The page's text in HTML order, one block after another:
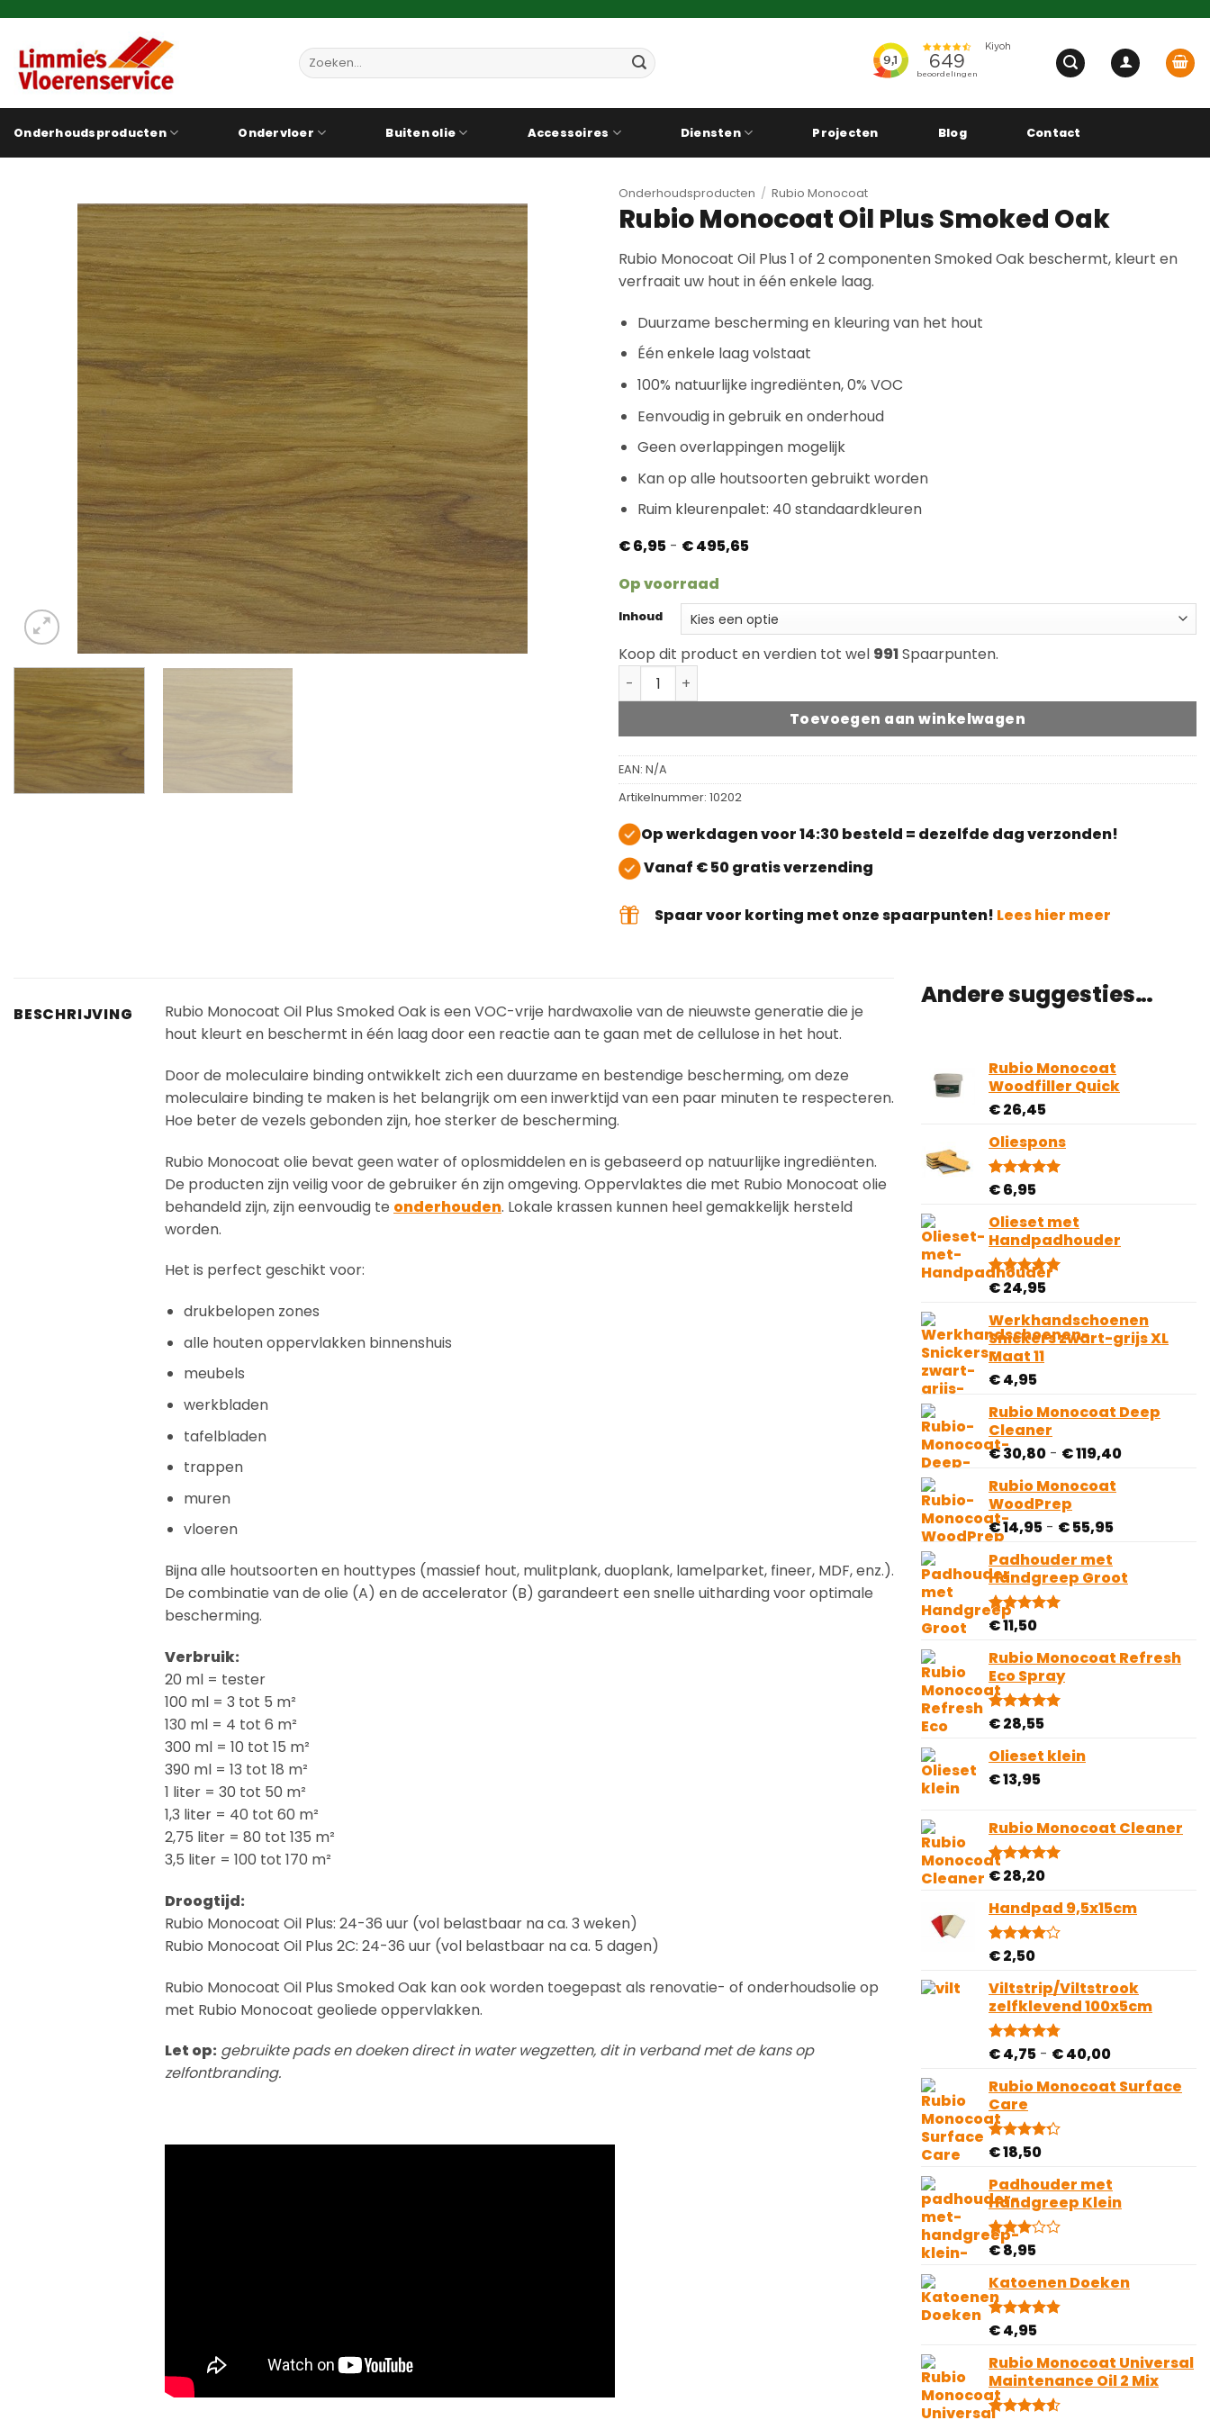
inhoud
Zoeken
naar:
Onderhoudsproducten Ondervloer Buiten olie Accessoires Diensten Projecten Blog Contact
Onderhoudsproducten / Rubio Monocoat
Rubio Monocoat Oil Plus Smoked Oak
Rubio Monocoat Oil Plus 1 of 2 componenten Smoked Oak beschermt, kleurt en
verfraait uw hout in één enkele laag.
Duurzame bescherming en kleuring van het hout
Één enkele laag volstaat
100% natuurlijke ingrediënten, 0% VOC
Eenvoudig in gebruik en onderhoud
Geen overlappingen mogelijk
Kan op alle houtsoorten gebruikt worden
Ruim kleurenpalet: 40 standaardkleuren
€6,95 - €495,65Prijsklasse:
Op voorraad
Inhoud
Koop dit product en verdien tot wel 991Spaarpunten.
Rubio Monocoat Oil Plus Smoked Oak aantal
Toevoegen aan winkelwagen
EAN: N/A
Artikelnummer: 10202
Op werkdagen voor 14:30 besteld = dezelfde dag verzonden!
Vanaf € 50 gratis verzending
Spaar voor korting met onze spaarpunten! Lees hier meer
BESCHRIJVING
Rubio Monocoat Oil Plus Smoked Oak is een VOC-vrije hardwaxolie van de nieuwste generatie die je
hout kleurt en beschermt in één laag door een reactie aan te gaan met de cellulose in het hout.
Door de moleculaire binding ontwikkelt zich een duurzame en bestendige bescherming, om deze
moleculaire binding te maken is het belangrijk om een inwerktijd van een paar minuten te respecteren.
Hoe beter de vezels gebonden zijn, hoe sterker de bescherming.
Rubio Monocoat olie bevat geen water of oplosmiddelen en is gebaseerd op natuurlijke ingrediënten.
De producten zijn veilig voor de gebruiker én zijn omgeving. Oppervlaktes die met Rubio Monocoat olie
behandeld zijn, zijn eenvoudig te onderhouden. Lokale krassen kunnen heel gemakkelijk hersteld
worden.
Het is perfect geschikt voor:
drukbelopen zones
alle houten oppervlakken binnenshuis
meubels
werkbladen
tafelbladen
trappen
muren
vloeren
Bijna alle houtsoorten en houttypes (massief hout, mulitplank, duoplank, lamelparket, fineer, MDF, enz.).
De combinatie van de olie (A) en de accelerator (B) garandeert een snelle uitharding voor optimale
bescherming.
Verbruik:
20 ml = tester
100 ml = 3 tot 5 m²
130 ml = 4 tot 6 m²
300 ml = 10 tot 15 m²
390 ml = 13 tot 18 m²
1 liter = 30 tot 50 m²
1,3 liter = 40 tot 60 m²
2,75 liter = 80 tot 135 m²
3,5 liter = 100 tot 170 m²
Droogtijd:
Rubio Monocoat Oil Plus: 24-36 uur (vol belastbaar na ca. 3 weken)
Rubio Monocoat Oil Plus 2C: 24-36 uur (vol belastbaar na ca. 5 dagen)
Rubio Monocoat Oil Plus Smoked Oak kan ook worden toegepast als renovatie- of onderhoudsolie op
met Rubio Monocoat geoliede oppervlakken.
Let op: gebruikte pads en doeken direct in water wegzetten, dit in verband met de kans op
zelfontbranding.
Andere suggesties…
Rubio Monocoat
Woodfiller Quick
€26,45
Oliespons
Gewaardeerd
gebaseerd
op
5
klantbeoordelingen
€6,95
Olieset met
Handpadhouder
Gewaardeerd
gebaseerd
op
4
klantbeoordelingen
€24,95
Werkhandschoenen
Snickers zwart-grijs XL
Maat 11
€4,95
Rubio Monocoat Deep
Cleaner
€30,80 - €119,40Prijsklasse:
Rubio Monocoat
WoodPrep
€14,95 - €55,95Prijsklasse:
€ 55,95
Padhouder met
Handgreep Groot
Gewaardeerd
gebaseerd
op
1
klantbeoordeling
€11,50
Rubio Monocoat Refresh
Eco Spray
Gewaardeerd
gebaseerd
op
4
klantbeoordelingen
€28,55
Olieset klein
€13,95
Rubio Monocoat Cleaner
Gewaardeerd
gebaseerd
op
1
klantbeoordeling
€28,20
Handpad 9,5x15cm
Gewaardeerd
5
gebaseerd
op
2
klantbeoordelingen
€2,50
Viltstrip/Viltstrook
zelfklevend 100x5cm
Gewaardeerd
gebaseerd
op
81
klantbeoordelingen
€4,75 - €40,00Prijsklasse:
tot
Rubio Monocoat Surface
Care
Gewaardeerd
gebaseerd
op
4
klantbeoordelingen
€18,50
Padhouder met
Handgreep Klein
Gewaardeerd
op 5
gebaseerd
op
1
€8,95
Katoenen Doeken
Gewaardeerd
gebaseerd
op
10
klantbeoordelingen
€4,95
Rubio Monocoat Universal
Maintenance Oil 2 Mix